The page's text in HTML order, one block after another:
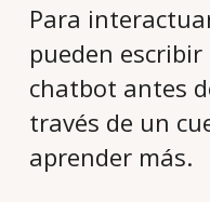
Para
pueden
chatbot antes
través de un
aprender más.